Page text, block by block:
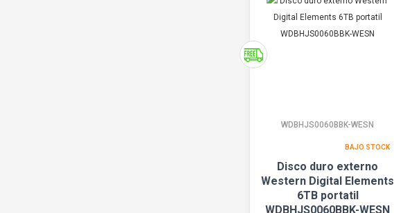
WDBHJS0060BBK-WESN
BAJO STOCK
Disco duro externo
Western Digital Elements
6TB portatil
WDBHJS0060BBK-WESN